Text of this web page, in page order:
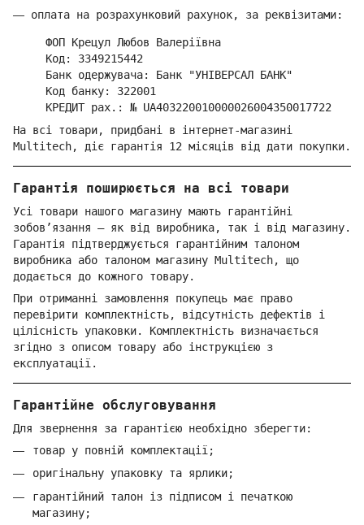
— оплата на розрахунковий рахунок, за реквізитами:
ФОП Крецул Любов Валеріївна
Код: 3349215442
Банк одержувача: Банк "УНІВЕРСАЛ БАНК"
Код банку: 322001
КРЕДИТ рах.: № UA403220010000026004350017722
На всі товари, придбані в інтернет-магазині
Multitech, діє гарантія 12 місяців від дати покупки.
Гарантія поширюється на всі товари
Усі товари нашого магазину мають гарантійні
зобов’язання — як від виробника, так і від магазину.
Гарантія підтверджується гарантійним талоном
виробника або талоном магазину Multitech, що
додається до кожного товару.
При отриманні замовлення покупець має право
перевірити комплектність, відсутність дефектів і
цілісність упаковки. Комплектність визначається
згідно з описом товару або інструкцією з
експлуатації.
Гарантійне обслуговування
Для звернення за гарантією необхідно зберегти:
товар у повній комплектації;
оригінальну упаковку та ярлики;
гарантійний талон із підписом і печаткою
магазину;